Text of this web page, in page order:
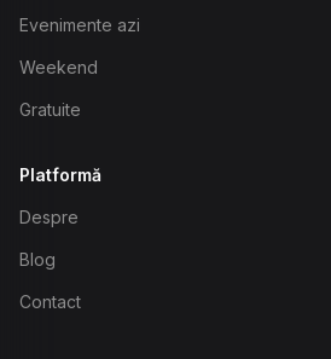
Evenimente azi
Weekend
Gratuite
Platformă
Despre
Blog
Contact